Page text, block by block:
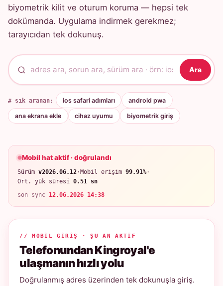
biyometrik kilit ve oturum koruma — hepsi tek
dokümanda. Uygulama indirmek gerekmez;
tarayıcıdan tek dokunuş.
Ara
# sık aranan: ios safari adımları android pwa
ana ekrana ekle cihaz uyumu biyometrik giriş
Mobil hat aktif · doğrulandı
Sürüm v2026.06.12·Mobil erişim 99.91%·
Ort. yük süresi 0.51 sn
son sync 12.06.2026 14:38
// MOBIL GIRIŞ · ŞU AN AKTIF
Telefonundan Kingroyal'e
ulaşmanın hızlı yolu
Doğrulanmış adres üzerinden tek dokunuşla giriş.